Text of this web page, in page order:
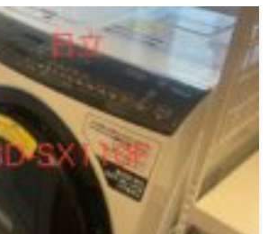
ッキンをしっかり固定する役割を持ってい
時の力加減、ドアの開閉方法によって簡単に
あります。放置すると、水漏れはもちろん、
高額修理につながる故障 のリスクも高まり
トラブル事例はこちらもご覧ください：日立
ッキンワイヤー外れ・水漏れトラブル ドアパ
？ 洗濯機のドア周りにある ゴムパッキンを
ヤー のことです。 パッキンがずれないよう
を防ぐ役割 経年劣化や振動、誤った扱いで外
SX110Fシリーズは、構造上ワイヤーの外
ワイヤーが外れると、パッキンが本来の形を
かな水でもドア周りから漏れる原因になりま
れる主な原因 1. 長年の使用による劣化 ゴムパ